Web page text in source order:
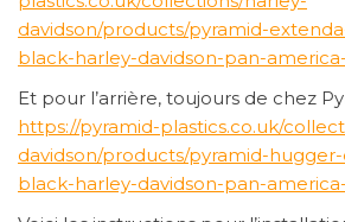
davidson/products/pyramid-
black-harley-davidson-pan-
Et pour l’arrière, toujours de chez
https://pyramid-plastics.co.uk/
davidson/products/pyramid-
black-harley-davidson-pan-